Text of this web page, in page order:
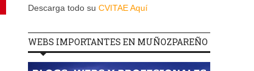
Descarga todo su CVITAE Aquí
WEBS IMPORTANTES EN MUÑOZPAREÑO